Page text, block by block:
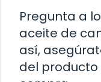
Pregunta a
aceite de
así,
del producto